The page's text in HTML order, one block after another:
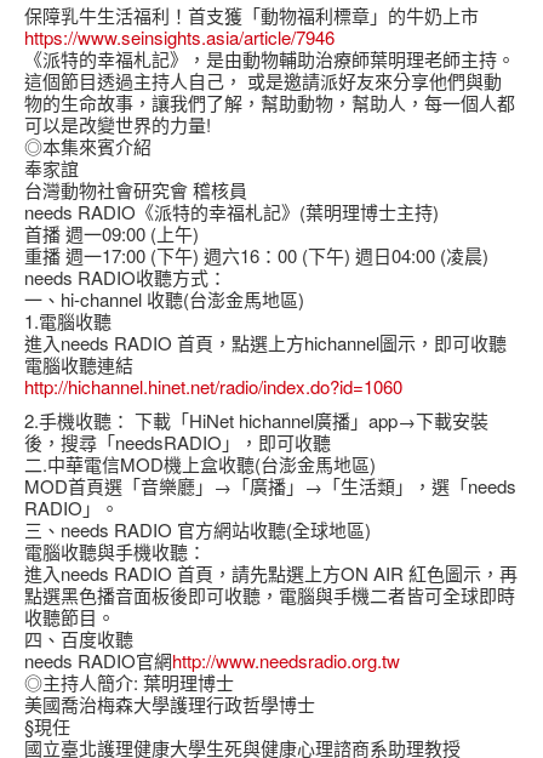
保障乳牛生活福利！首支獲「動物福利標章」的牛奶上市
https://www.seinsights.asia/article/7946
《派特的幸福札記》，是由動物輔助治療師葉明理老師主持。
這個節目透過主持人自己， 或是邀請派好友來分享他們與動
物的生命故事，讓我們了解，幫助動物，幫助人，每一個人都
可以是改變世界的力量!
◎本集來賓介紹
奉家誼
台灣動物社會研究會 稽核員
needs RADIO《派特的幸福札記》(葉明理博士主持)
首播 週一09:00 (上午)
重播 週一17:00 (下午) 週六16：00 (下午) 週日04:00 (凌晨)
needs RADIO收聽方式：
一、hi-channel 收聽(台澎金馬地區)
1.電腦收聽
進入needs RADIO 首頁，點選上方hichannel圖示，即可收聽
電腦收聽連結
http://hichannel.hinet.net/radio/index.do?id=1060
2.手機收聽： 下載「HiNet hichannel廣播」app→下載安裝
後，搜尋「needsRADIO」，即可收聽
二.中華電信MOD機上盒收聽(台澎金馬地區)
MOD首頁選「音樂廳」→「廣播」→「生活類」，選「needs
RADIO」。
三、needs RADIO 官方網站收聽(全球地區)
電腦收聽與手機收聽：
進入needs RADIO 首頁，請先點選上方ON AIR 紅色圖示，再
點選黑色播音面板後即可收聽，電腦與手機二者皆可全球即時
收聽節目。
四、百度收聽
needs RADIO官網http://www.needsradio.org.tw
◎主持人簡介: 葉明理博士
美國喬治梅森大學護理行政哲學博士
§現任
國立臺北護理健康大學生死與健康心理諮商系助理教授